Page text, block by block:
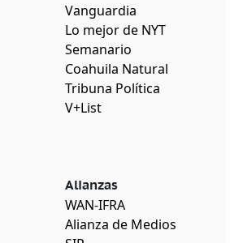
Vanguardia
Lo mejor de NYT
Semanario
Coahuila Natural
Tribuna Política
V+List
Alianzas
WAN-IFRA
Alianza de Medios